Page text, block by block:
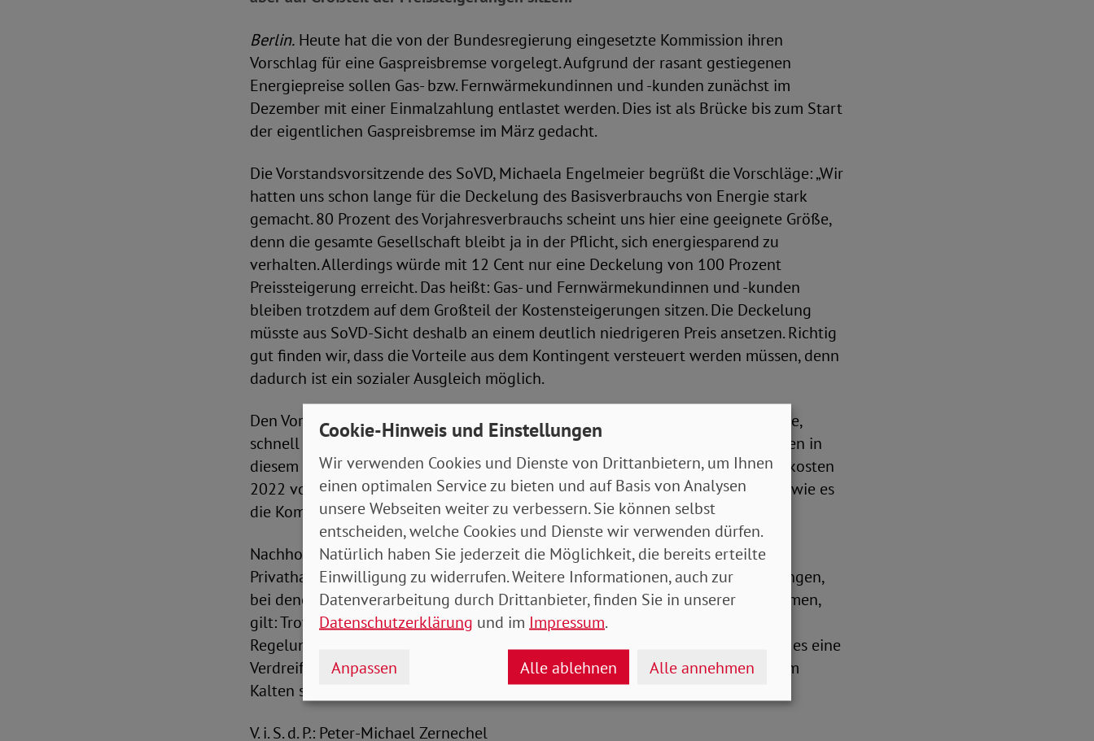
Berlin. Heute hat die von der Bundesregierung eingesetzte Kommission ihren
Vorschlag für eine Gaspreisbremse vorgelegt. Aufgrund der rasant gestiegenen
Energiepreise sollen Gas- bzw. Fernwärmekundinnen und -kunden zunächst im
Dezember mit einer Einmalzahlung entlastet werden. Dies ist als Brücke bis zum Start
der eigentlichen Gaspreisbremse im März gedacht.
Die Vorstandsvorsitzende des SoVD, Michaela Engelmeier begrüßt die Vorschläge: „Wir
hatten uns schon lange für die Deckelung des Basisverbrauchs von Energie stark
gemacht. 80 Prozent des Vorjahresverbrauchs scheint uns hier eine geeignete Größe,
denn die gesamte Gesellschaft bleibt ja in der Pflicht, sich energiesparend zu
verhalten. Allerdings würde mit 12 Cent nur eine Deckelung von 100 Prozent
Preissteigerung erreicht. Das heißt: Gas- und Fernwärmekundinnen und -kunden
bleiben trotzdem auf dem Großteil der Kostensteigerungen sitzen. Die Deckelung
müsste aus SoVD-Sicht deshalb an einem deutlich niedrigeren Preis ansetzen. Richtig
gut finden wir, dass die Vorteile aus dem Kontingent versteuert werden müssen, denn
dadurch ist ein sozialer Ausgleich möglich.
Den Vorschlag einer Einmalzahlung bewertet die Vorstandsvorsitzende als gute,
schnell umsetzbare und einfache Lösung. „Das gilt zumindest für die Mehrkosten in
diesem Winter - denn bei Preissteigerungen von 100 Prozent würden die Mehrkosten
2022 voraussichtlich ausgeglichen. So aber nicht für den Verbrauch von 2023, wie es
die Kommission dargestellt hat“, so Engelmeier.
Nachholbedarf sieht die SoVD-Vorstandsvorsitzende bei den fast 25 Prozent
Privathaushalten, die mit Öl heizen: „Hier und bei den 20 Prozent aller Wohnungen,
bei denen für die Warmwasserversorgung noch Ölheizungen zum Einsatz kommen,
gilt: Trotz massiver Preissteigerungen profitieren diese Haushalte von den
Regelungen überhaupt nicht. Das ist schlecht, denn seit Anfang des Jahres gab es eine
Verdreifachung der Preise. Wir dürfen ein Viertel der Deutschen nicht einfach im
Kalten sitzen lassen“, so Engelmeier.
V. i. S. d. P.: Peter-Michael Zernechel
Cookie-Hinweis und Einstellungen
Wir verwenden Cookies und Dienste von Drittanbietern, um Ihnen
einen optimalen Service zu bieten und auf Basis von Analysen
unsere Webseiten weiter zu verbessern. Sie können selbst
entscheiden, welche Cookies und Dienste wir verwenden dürfen.
Natürlich haben Sie jederzeit die Möglichkeit, die bereits erteilte
Einwilligung zu widerrufen. Weitere Informationen, auch zur
Datenverarbeitung durch Drittanbieter, finden Sie in unserer
Datenschutzerklärung und im Impressum.
Anpassen Alle ablehnen Alle annehmen